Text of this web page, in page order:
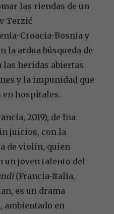
las riendas de un
Terzić
Croacia-Bosnia y
la ardua búsqueda de
las heridas abiertas
y la impunidad que
en hospitales.
2019), de Ina
juicios, con la
de violín, quien
un joven talento del
(Francia-Italia,
es un drama
en